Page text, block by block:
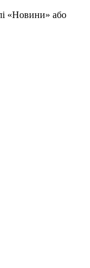
«Новини» або